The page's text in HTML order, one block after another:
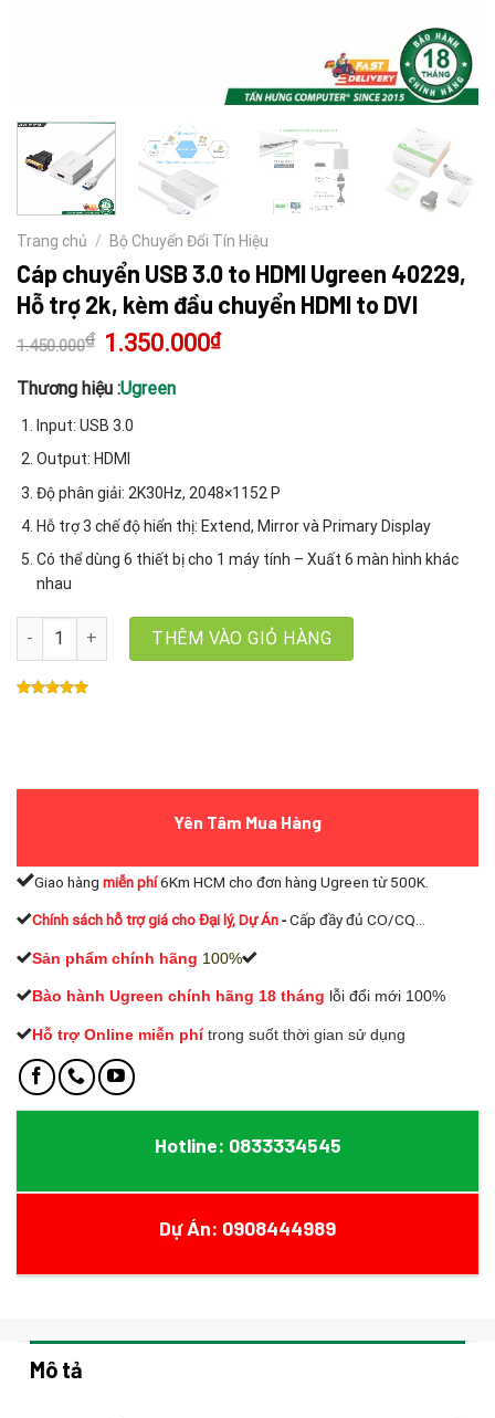
Trang chủ / Bộ Chuyển Đổi Tín Hiệu
Cáp chuyển USB 3.0 to HDMI Ugreen 40229,
Hỗ trợ 2k, kèm đầu chuyển HDMI to DVI
1.450.000₫
Giá
gốc
1.450.000₫.
1.350.000₫Giá
hiện
Thương hiệu :Ugreen
Input: USB 3.0
Output: HDMI
Độ phân giải: 2K30Hz, 2048×1152 P
Hỗ trợ 3 chế độ hiển thị: Extend, Mirror và Primary Display
Có thể dùng 6 thiết bị cho 1 máy tính – Xuất 6 màn hình khác
nhau
Cáp chuyển USB 3.0 to HDMI Ugreen 40229, Hỗ trợ 2k, kèm đầu
THÊM VÀO GIỎ HÀNG
Yên Tâm Mua Hàng
Giao hàng miễn phí6Km HCM cho đơn hàng Ugreen từ 500K.
Chính sách hỗ trợ giá cho Đại lý, Dự Án-Cấp đầy đủ CO/CQ...
Sản phẩm chính hãng 100%
Bào hành Ugreen chính hãng 18 tháng lỗi đổi mới 100%
Hỗ trợ Online miễn phí trong suốt thời gian sử dụng
Hotline: 0833334545
Dự Án: 0908444989
Mô tả